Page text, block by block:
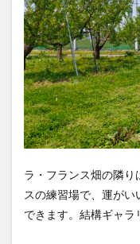
ラ・フランス畑の隣り
スの練習場で、運が
できます。結構ギャラ